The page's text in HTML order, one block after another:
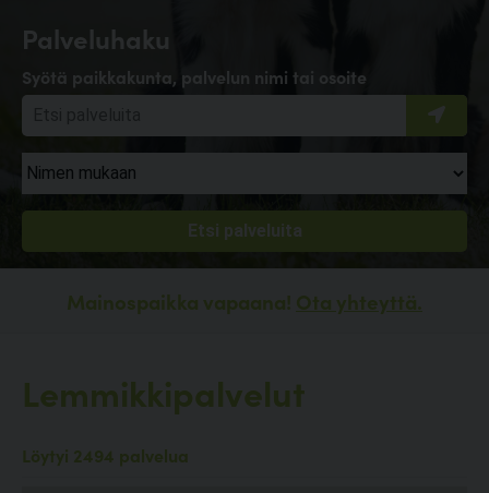
Palveluhaku
Syötä paikkakunta, palvelun nimi tai osoite
Mainospaikka vapaana! Ota yhteyttä.
Lemmikkipalvelut
Löytyi 2494 palvelua